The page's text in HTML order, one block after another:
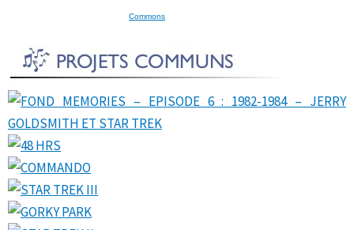
Commons